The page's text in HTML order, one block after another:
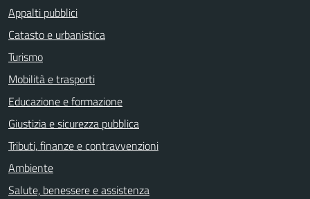
Appalti pubblici
Catasto e urbanistica
Turismo
Mobilità e trasporti
Educazione e formazione
Giustizia e sicurezza pubblica
Tributi, finanze e contravvenzioni
Ambiente
Salute, benessere e assistenza